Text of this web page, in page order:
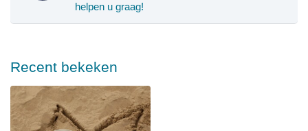
helpen u graag!
Recent bekeken